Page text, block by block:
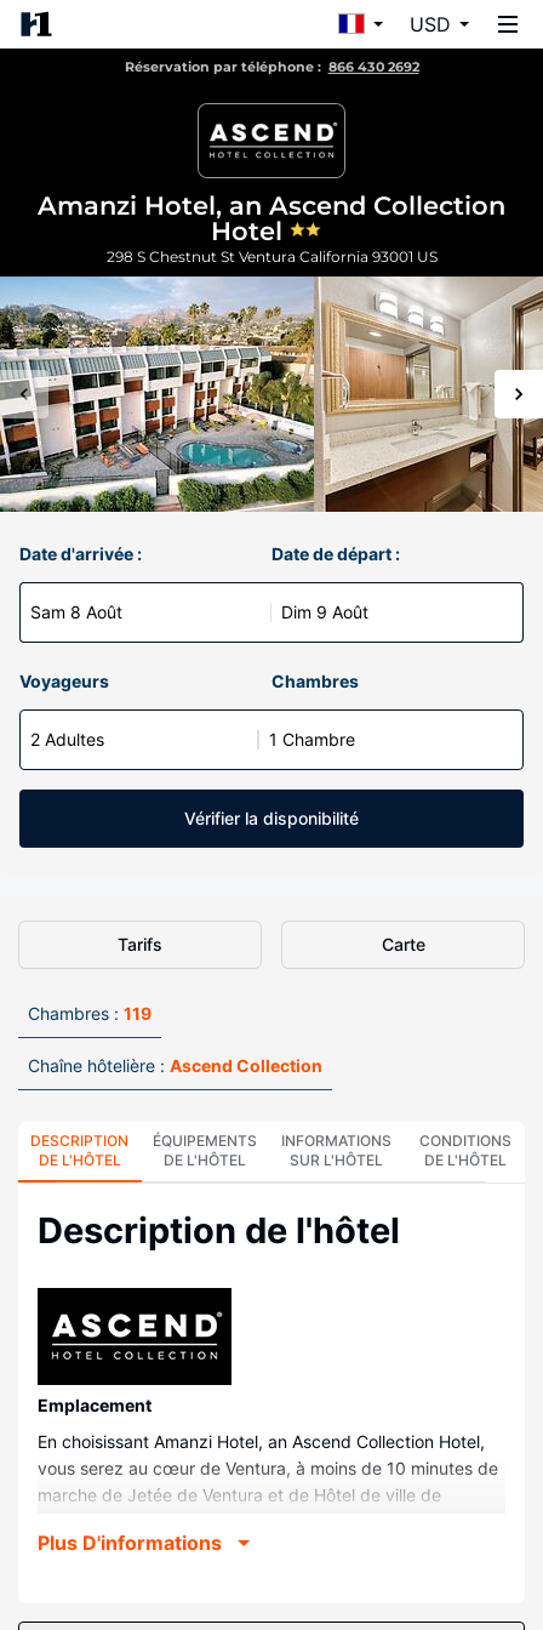
USD
Réservation par téléphone : 866 430 2692
Amanzi Hotel, an Ascend Collection
Hotel
298 S Chestnut St Ventura California 93001 US
Date d'arrivée :
Sam 8 Août
Date de départ :
Dim 9 Août
Voyageurs Chambres
2 Adultes 1 Chambre
Vérifier la disponibilité
Tarifs Carte
Chambres : 119
Chaîne hôtelière : Ascend Collection
DESCRIPTION
DE L'HÔTEL
ÉQUIPEMENTS
DE L'HÔTEL
INFORMATIONS
SUR L'HÔTEL
CONDITIONS
DE L'HÔTEL
Description de l'hôtel
Emplacement
En choisissant Amanzi Hotel, an Ascend Collection Hotel,
vous serez au cœur de Ventura, à moins de 10 minutes de
marche de Jetée de Ventura et de Hôtel de ville de
botaniques de Ventura et à 1,5 km de San Buenaventura
Plus D'informations